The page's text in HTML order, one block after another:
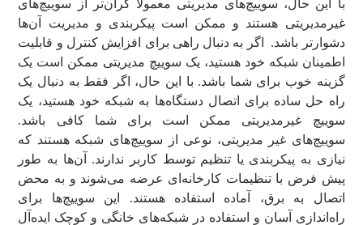
با این حال، سوییچ‌های مدیریتی معمولا گران‌تر از سوییچ‌های
غیرمدیریتی هستند و ممکن است پیکربندی و مدیریت آن‌ها
دشوارتر باشد. اگر به دنبال راهی برای افزایش کنترل و قابلیت
اطمینان شبکه خود هستید، یک سوییچ مدیریتی ممکن است یک
گزینه خوب برای شما باشد. با این حال، اگر فقط به دنبال یک
راه حل ساده برای اتصال دستگاه‌ها به شبکه خود هستید، یک
سوییچ غیرمدیریتی ممکن است برای شما کافی باشد.
سوییچ‌های غیر مدیریتی، نوعی از سوییچ‌های شبکه هستند که
نیازی به پیکربندی یا تنظیم توسط کاربر ندارند. آن‌ها به طور
پیش فرض با تنظیمات کارخانه‌ای عرضه می‌شوند و به محض
اتصال به برق، آماده استفاده هستند. این سوییچ‌ها برای
راه‌اندازی آسان و استفاده در شبکه‌های خانگی و کوچک ایده‌آل